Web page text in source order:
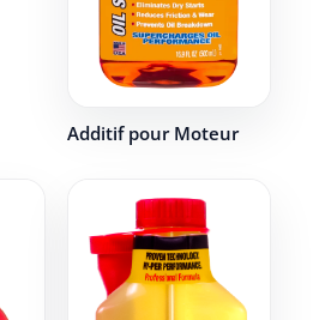
Additif pour Moteur